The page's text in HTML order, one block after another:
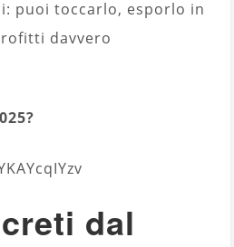
puoi toccarlo, esporlo in
davvero
dal